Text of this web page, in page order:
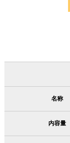
名称
内容量